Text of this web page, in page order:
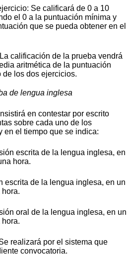
Se calificará de 0 a 10
el 0 a la puntuación mínima y
que se pueda obtener en el
calificación de la prueba vendrá
aritmética de la puntuación
los dos ejercicios.
de lengua inglesa
en contestar por escrito
sobre cada uno de los
en el tiempo que se indica:
escrita de la lengua inglesa, en
hora.
escrita de la lengua inglesa, en un
oral de la lengua inglesa, en un
realizará por el sistema que
convocatoria.